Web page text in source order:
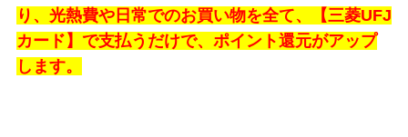
り、光熱費や日常でのお買い物を全て、【三菱UFJ
カード】で支払うだけで、ポイント還元がアップ
します。